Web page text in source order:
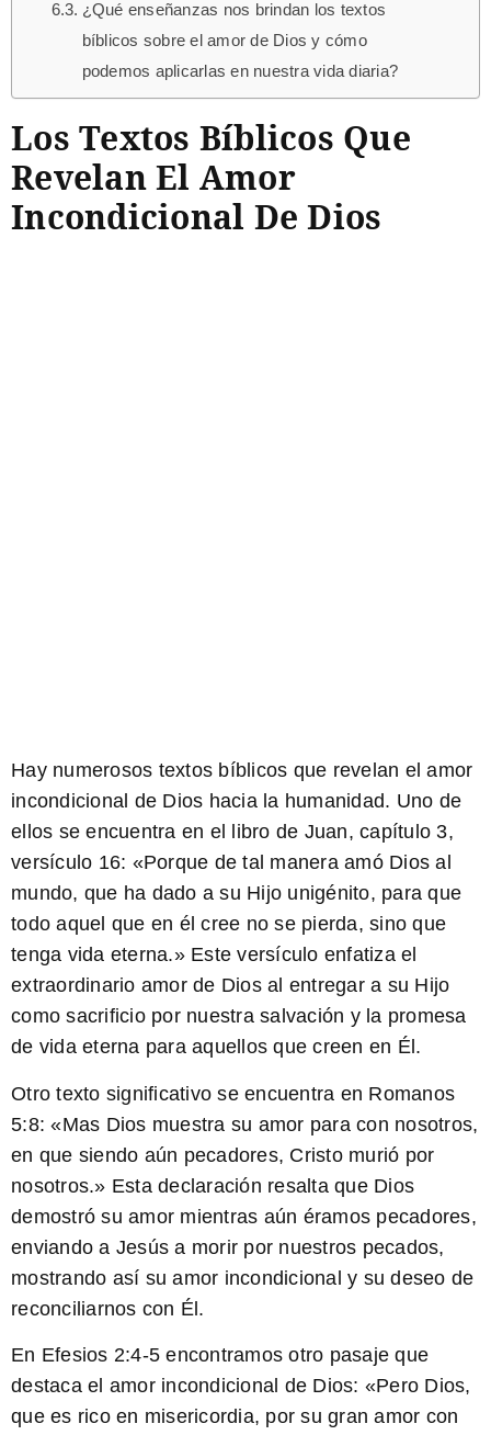
¿Qué enseñanzas nos brindan los textos
bíblicos sobre el amor de Dios y cómo
podemos aplicarlas en nuestra vida diaria?
Los Textos Bíblicos Que
Revelan El Amor
Incondicional De Dios
Hay numerosos textos bíblicos que revelan el amor
incondicional de Dios hacia la humanidad. Uno de
ellos se encuentra en el libro de Juan, capítulo 3,
versículo 16: «Porque de tal manera amó Dios al
mundo, que ha dado a su Hijo unigénito, para que
todo aquel que en él cree no se pierda, sino que
tenga vida eterna.» Este versículo enfatiza el
extraordinario amor de Dios al entregar a su Hijo
como sacrificio por nuestra salvación y la promesa
de vida eterna para aquellos que creen en Él.
Otro texto significativo se encuentra en Romanos
5:8: «Mas Dios muestra su amor para con nosotros,
en que siendo aún pecadores, Cristo murió por
nosotros.» Esta declaración resalta que Dios
demostró su amor mientras aún éramos pecadores,
enviando a Jesús a morir por nuestros pecados,
mostrando así su amor incondicional y su deseo de
reconciliarnos con Él.
En Efesios 2:4-5 encontramos otro pasaje que
destaca el amor incondicional de Dios: «Pero Dios,
que es rico en misericordia, por su gran amor con